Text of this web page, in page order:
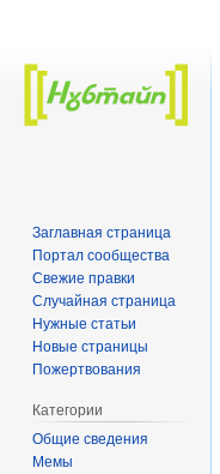
Заглавная страница
Портал сообщества
Свежие правки
Случайная страница
Нужные статьи
Новые страницы
Пожертвования
Категории
Общие сведения
Мемы